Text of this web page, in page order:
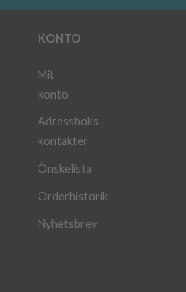
KONTO
Mit
konto
Adressboks
kontakter
Önskelista
Orderhistorik
Nyhetsbrev